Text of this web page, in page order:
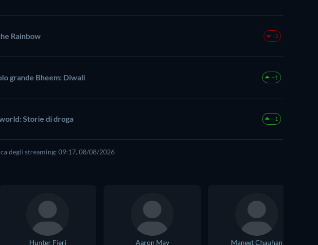
Rainbow -3
grande Bheem: Diwali +1
Storie di droga +1
degli streaming: 09:17, 08/08/2026
Hunter Fieri
Aaron May
Maneet Chauhan